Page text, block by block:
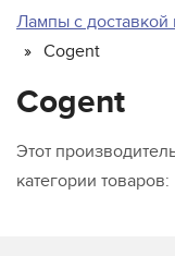
Лампы с
Cogent
Cogent
Этот
категории товаров: